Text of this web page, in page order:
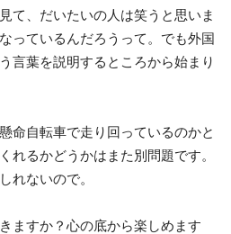
て、だいたいの人は笑うと思いま
っているんだろうって。でも外国
言葉を説明するところから始まり
命自転車で走り回っているのかと
れるかどうかはまた別問題です。
れないので。
ますか？心の底から楽しめます